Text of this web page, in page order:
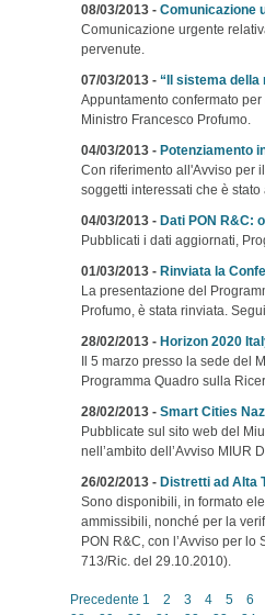
08/03/2013 - Comunicazione
Comunicazione urgente
pervenute.
07/03/2013 - “Il sistema della
Appuntamento confermato
Ministro Francesco Profumo.
04/03/2013 - Potenziamento
Con riferimento all'Avviso per
soggetti interessati che è
04/03/2013 - Dati PON R&C:
Pubblicati i dati aggiornati,
01/03/2013 - Rinviata la
La presentazione del
Profumo, è stata rinviata.
28/02/2013 - Horizon 2020
Il 5 marzo presso la sede del
Programma Quadro sulla
28/02/2013 - Smart Cities
Pubblicate sul sito web del
nell’ambito dell’Avviso MIUR
26/02/2013 - Distretti ad Alta
Sono disponibili, in formato
ammissibili, nonché per la
PON R&C, con l’Avviso per
713/Ric. del 29.10.2010).
Precedente 1 2 3 4 5 6